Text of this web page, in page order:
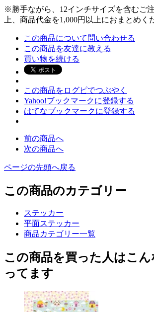
※勝手ながら、12インチサイズを含むご
上、商品代金を1,000円以上におまとめく
この商品について問い合わせる
この商品を友達に教える
買い物を続ける
この商品をログピでつぶやく
Yahoo!ブックマークに登録する
はてなブックマークに登録する
前の商品へ
次の商品へ
ページの先頭へ戻る
この商品のカテゴリー
ステッカー
平面ステッカー
商品カテゴリー一覧
この商品を買った人はこ
ってます